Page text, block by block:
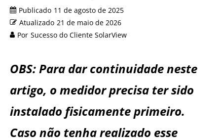
Publicado 11 de agosto de 2025
Atualizado 21 de maio de 2026
Por Sucesso do Cliente SolarView
OBS: Para dar continuidade neste
artigo, o medidor precisa ter sido
instalado fisicamente primeiro.
Caso não tenha realizado esse